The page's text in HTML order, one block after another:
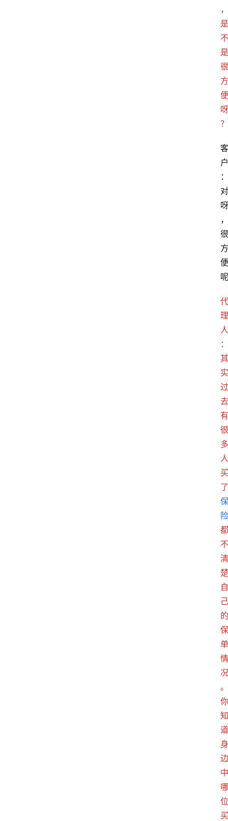
，
是
不
是
很
方
便
呀
？
客
户
：
对
呀
，
很
方
便
呢
代
理
人
：
其
实
过
去
有
很
多
人
买
了
保
险
都
不
清
楚
自
己
的
保
单
情
况
。
你
知
道
身
边
中
哪
位
买